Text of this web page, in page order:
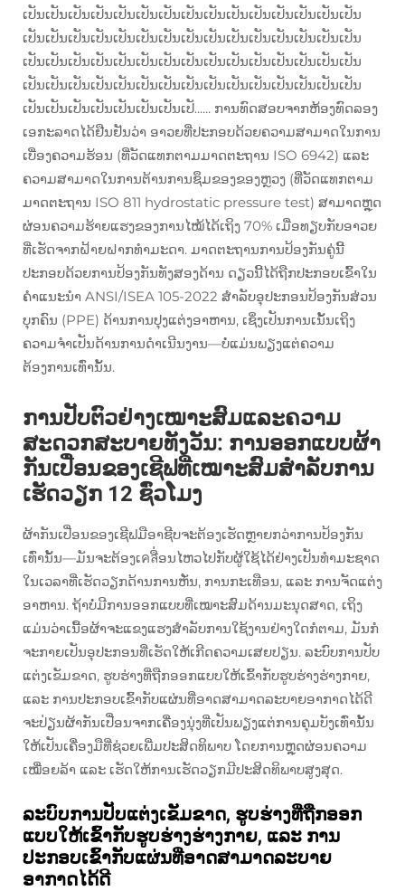
ເປັນເປັນເປັນເປັນເປັນເປັນເປັນເປັນເປັນເປັນເປັນເປັນເປັນເປັນເປັນ
ເປັນເປັນເປັນເປັນເປັນເປັນເປັນເປັນເປັນເປັນເປັນເປັນເປັນເປັນເປັນ
ເປັນເປັນເປັນເປັນເປັນເປັນເປັນເປັນເປັນເປັນເປັນເປັນເປັນເປັນເປັນ
ເປັນເປັນເປັນເປັນເປັນເປັນເປັນເປັນເປັນເປັນເປັນເປັນເປັນເປັນເປັນ
ເປັນເປັນເປັນເປັນເປັນເປັນເປັນເປັ...... ການທົດສອບຈາກຫ້ອງທົດລອງ
ເອກະລາດໄດ້ຢືນຢັນວ່າ ອາວຍທີ່ປະກອບດ້ວຍຄວາມສາມາດໃນການ
ເບື່ອງຄວາມຮ້ອນ (ທີ່ວັດແທກຕາມມາດຕະຖານ ISO 6942) ແລະ
ຄວາມສາມາດໃນການຕ້ານການຊຶມຂອງຂອງຫຼວງ (ທີ່ວັດແທກຕາມ
ມາດຕະຖານ ISO 811 hydrostatic pressure test) ສາມາດຫຼຸດ
ຜ່ອນຄວາມຮ້າຍແຮງຂອງການໄໝ້ໄດ້ເຖິງ 70% ເມື່ອທຽບກັບອາວຍ
ທີ່ເຮັດຈາກຝ້າຍຝາກທຳມະດາ. ມາດຕະຖານການປ້ອງກັນຄູ່ນີ້
ປະກອບດ້ວຍການປ້ອງກັນທັງສອງດ້ານ ດຽວນີ້ໄດ້ຖືກປະກອບເຂົ້າໃນ
ຄຳແນະນຳ ANSI/ISEA 105-2022 ສຳລັບອຸປະກອນປ້ອງກັນສ່ວນ
ບຸກຄົນ (PPE) ດ້ານການປຸງແຕ່ງອາຫານ, ເຊິ່ງເປັນການເນັ້ນເຖິງ
ຄວາມຈຳເປັນດ້ານການດຳເນີນງານ—ບໍ່ແມ່ນພຽງແຕ່ຄວາມ
ຕ້ອງການເທົ່ານັ້ນ.
ການປັບຕົວຢ່າງເໝາະສົມແລະຄວາມ
ສະດວກສະບາຍທັງວັນ: ການອອກແບບຜ້າ
ກັນເປື່ອນຂອງເຊີຟທີ່ເໝາະສົມສຳລັບການ
ເຮັດວຽກ 12 ຊົ່ວໂມງ
ຜ້າກັນເປື່ອນຂອງເຊີຟມືອາຊີບຈະຕ້ອງເຮັດຫຼາຍກວ່າການປ້ອງກັນ
ເທົ່ານັ້ນ—ມັນຈະຕ້ອງເคลື່ອນໄຫວໄປກັບຜູ້ໃຊ້ໄດ້ຢ່າງເປັນທຳມະຊາດ
ໃນເວລາທີ່ເຮັດວຽກດ້ານການຫັ່ນ, ການກະເທືອນ, ແລະ ການຈັດແຕ່ງ
ອາຫານ. ຖ້າບໍ່ມີການອອກແບບທີ່ເໝາະສົມດ້ານມະນຸດສາດ, ເຖິງ
ແມ່ນວ່າເນື້ອຜ້າຈະແຂງແຮງສຳລັບການໃຊ້ງານຢ່າງໃດກໍຕາມ, ມັນກໍ
ຈະກາຍເປັນອຸປະກອນທີ່ເຮັດໃຫ້ເກີດຄວາມເສຍປຽນ. ລະບົບການປັບ
ແຕ່ງເຂັມຂາດ, ຮູບຮ່າງທີ່ຖືກອອກແບບໃຫ້ເຂົ້າກັບຮູບຮ່າງຮ່າງກາຍ,
ແລະ ການປະກອບເຂົ້າກັບແຜ່ນທີ່ອາດສາມາດລະບາຍອາກາດໄດ້ດີ
ຈະປ່ຽນຜ້າກັນເປື່ອນຈາກເຄື່ອງນຸ່ງທີ່ເປັນພຽງແຕ່ການຄຸມບັງເທົ່ານັ້ນ
ໃຫ້ເປັນເຄື່ອງມືທີ່ຊ່ວຍເພີ່ມປະສິດທິພາບ ໂດຍການຫຼຸດຜ່ອນຄວາມ
ເໝື່ອຍລ້າ ແລະ ເຮັດໃຫ້ການເຮັດວຽກມີປະສິດທິພາບສູງສຸດ.
ລະບົບການປັບແຕ່ງເຂັມຂາດ, ຮູບຮ່າງທີ່ຖືກອອກ
ແບບໃຫ້ເຂົ້າກັບຮູບຮ່າງຮ່າງກາຍ, ແລະ ການ
ປະກອບເຂົ້າກັບແຜ່ນທີ່ອາດສາມາດລະບາຍ
ອາກາດໄດ້ດີ